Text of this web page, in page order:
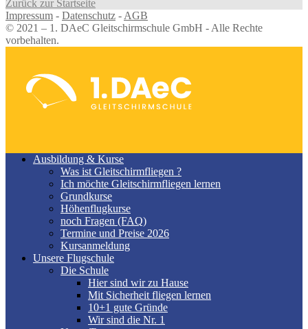
Zurück zur Startseite
Impressum - Datenschutz - AGB
© 2021 – 1. DAeC Gleitschirmschule GmbH - Alle Rechte
vorbehalten.
Ausbildung & Kurse
Was ist Gleitschirmfliegen ?
Ich möchte Gleitschirmfliegen lernen
Grundkurse
Höhenflugkurse
noch Fragen (FAQ)
Termine und Preise 2026
Kursanmeldung
Unsere Flugschule
Die Schule
Hier sind wir zu Hause
Mit Sicherheit fliegen lernen
10+1 gute Gründe
Wir sind die Nr. 1